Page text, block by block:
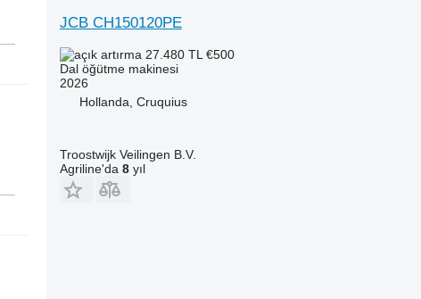
JCB CH150120PE
27.480 TL €500
Dal öğütme makinesi
2026
Hollanda, Cruquius
Troostwijk Veilingen B.V.
Agriline'da 8yıl